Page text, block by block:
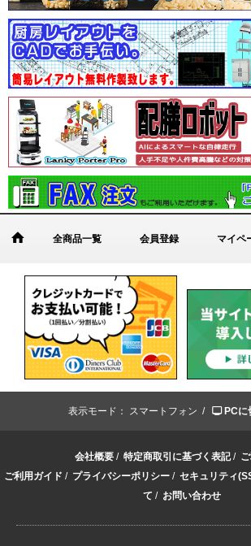
全商品一覧 会員登録 マイペ
表示モード： スマートフォン / PCに
会社概要 / 特定商取引に基づく表記/
ご利用ガイド / プライバシーポリシー/ セキュリティ
て / お問い合わせ